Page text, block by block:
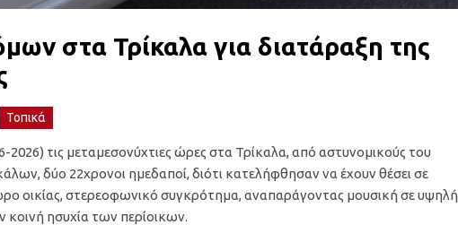
στα Τρίκαλα για διατάραξη της
Τοπικά
τις μεταμεσονύχτιες ώρες στα Τρίκαλα, από αστυνομικούς του
δύο 22χρονοι ημεδαποί, διότι κατελήφθησαν να έχουν θέσει σε
οικίας, στερεοφωνικό συγκρότημα, αναπαράγοντας μουσική σε υψηλή
κοινή ησυχία των περίοικων.